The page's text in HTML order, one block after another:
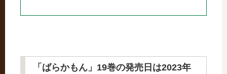
「ばらかもん」19巻の発売日は2023年